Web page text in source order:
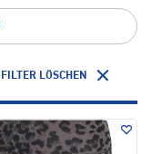
FILTER LÖSCHEN